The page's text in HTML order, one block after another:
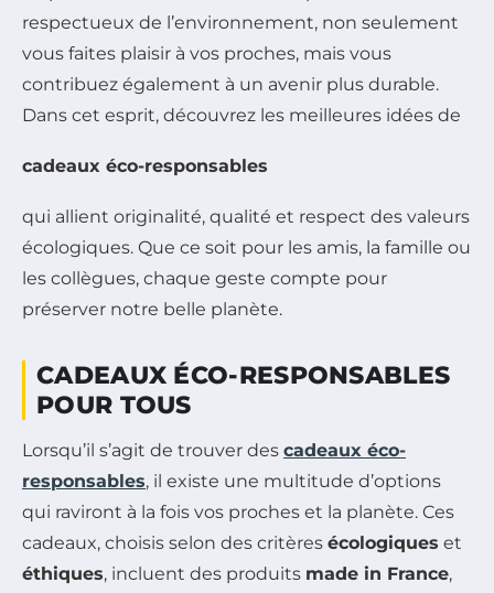
respectueux de l’environnement, non seulement
vous faites plaisir à vos proches, mais vous
contribuez également à un avenir plus durable.
Dans cet esprit, découvrez les meilleures idées de
cadeaux éco-responsables
qui allient originalité, qualité et respect des valeurs
écologiques. Que ce soit pour les amis, la famille ou
les collègues, chaque geste compte pour
préserver notre belle planète.
CADEAUX ÉCO-RESPONSABLES
POUR TOUS
Lorsqu’il s’agit de trouver des cadeaux éco-
responsables, il existe une multitude d’options
qui raviront à la fois vos proches et la planète. Ces
cadeaux, choisis selon des critères écologiques et
éthiques, incluent des produits made in France,